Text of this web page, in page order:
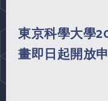
東京科學大學
畫即日起開放